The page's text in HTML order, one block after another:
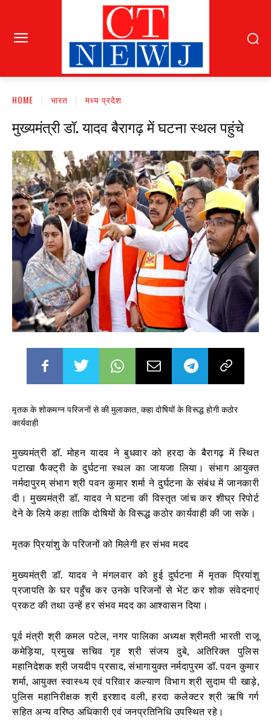
HOME भारत मध्य प्रदेश
मुख्यमंत्री डॉ. यादव बैरागढ़ में घटना स्थल पहुंचे
मृतक के शोकमग्न परिजनों से की मुलाकात, कहा दोषियों के विरूद्ध होगी कठोर
कार्यवाही
मुख्यमंत्री डॉ. मोहन यादव ने बुधवार को हरदा के बैरागढ़ में स्थित
पटाखा फैक्ट्री के दुर्घटना स्थल का जायजा लिया। संभाग आयुक्त
नर्मदापुरम् संभाग श्री पवन कुमार शर्मा ने दुर्घटना के संबंध में जानकारी
दी। मुख्यमंत्री डॉ. यादव ने घटना की विस्तृत जांच कर शीघ्र रिपोर्ट
देने के लिये कहा ताकि दोषियों के विरूद्ध कठोर कार्यवाही की जा सके।
मृतक प्रियांशु के परिजनों को मिलेगी हर संभव मदद
मुख्यमंत्री डॉ. यादव ने मंगलवार को हुई दुर्घटना में मृतक प्रियांशु
प्रजापति के घर पहुँच कर उनके परिजनों से भेंट कर शोक संवेदनाएं
प्रकट की तथा उन्हें हर संभव मदद का आश्वासन दिया।
पूर्व मंत्री श्री कमल पटेल, नगर पालिका अध्यक्ष श्रीमती भारती राजू
कमेड़िया, प्रमुख सचिव गृह श्री संजय दुबे, अतिरिक्त पुलिस
महानिदेशक श्री जयदीप प्रसाद, संभागायुक्त नर्मदापुरम डॉ. पवन कुमार
शर्मा, आयुक्त स्वास्थ्य एवं परिवार कल्याण विभाग श्री सुदाम पी खाड़े,
पुलिस महानिरीक्षक श्री इरशाद वली, हरदा कलेक्टर श्री ऋषि गर्ग
सहित अन्य वरिष्ठ अधिकारी एवं जनप्रतिनिधि उपस्थित रहे।